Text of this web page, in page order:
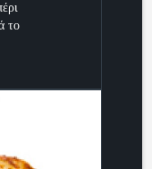
το